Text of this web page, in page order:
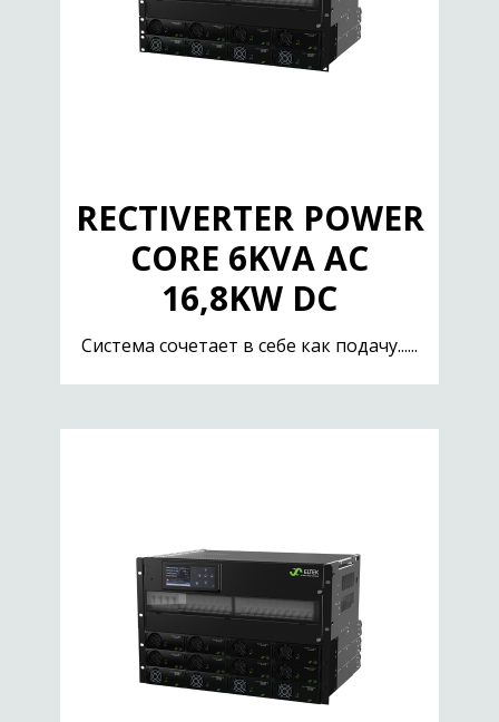
RECTIVERTER POWER
CORE 6KVA AC
16,8KW DC
Система сочетает в себе как подачу......